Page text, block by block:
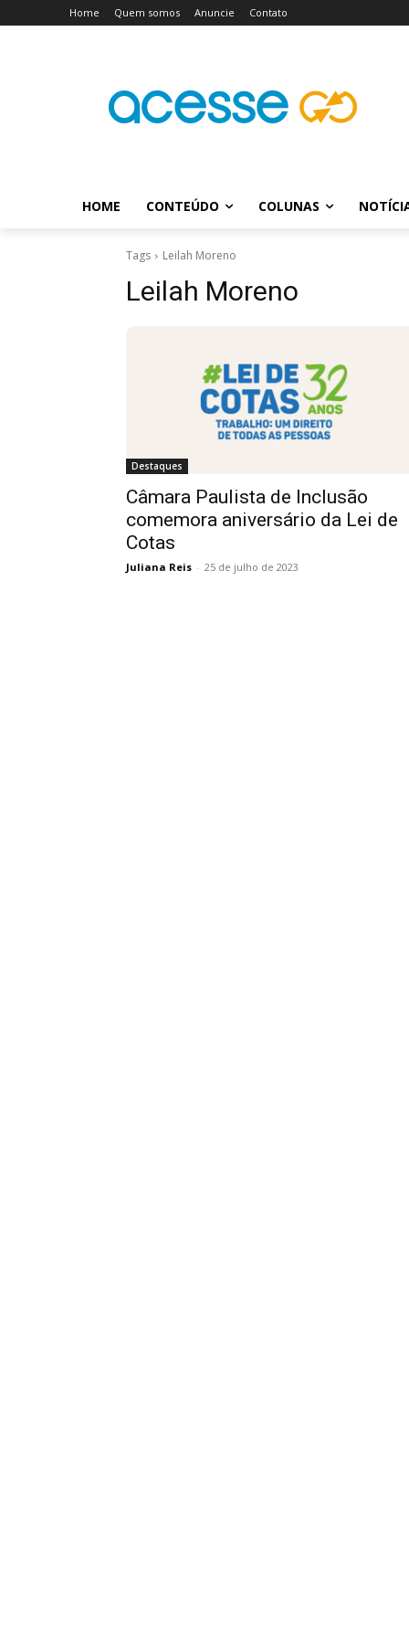
Home Quem somos Anuncie Contato
HOME CONTEÚDO COLUNAS
Tags Leilah Moreno
Leilah Moreno
Destaques
Câmara Paulista de Inclusão
comemora aniversário da Lei de
Cotas
Juliana Reis - 25 de julho de 2023